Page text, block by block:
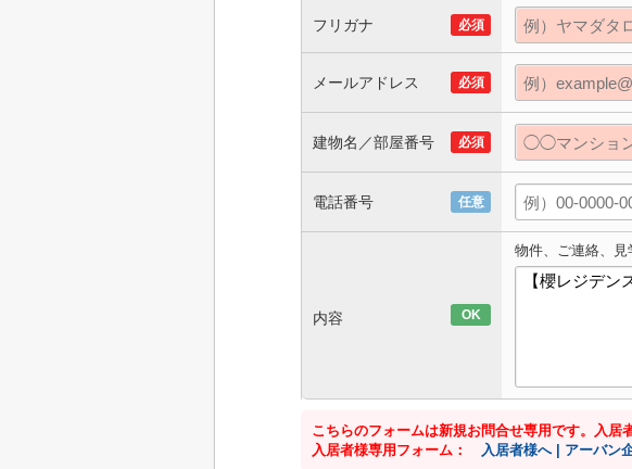
フリガナ 必須
メールアドレス 必須
建物名／部屋番号 必須
電話番号 任意
内容 OK
物件、ご連絡、
こちらのフォームは新規お問合せ専用です。入居
入居者様専用フォーム： 入居者様へ | アーバン